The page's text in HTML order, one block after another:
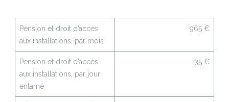
Pension et droit d’accès
aux installations, par mois
965 €
Pension et droit d’accès
aux installations, par jour
entamé
35 €